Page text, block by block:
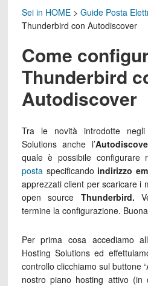
Sei in HOME> Guide Posta
Thunderbird con Autodiscover
Come
Thunderbird
Autodiscover
Tra le novità introdotte
Solutions anche l’
quale è possibile configurare
postaspecificando indirizzo
apprezzati client per scaricare i
open source Thunderbird.
termine la configurazione.
Per prima cosa accediamo
Hosting Solutions ed
controllo clicchiamo sul buttone
nostro piano hosting attivo (in